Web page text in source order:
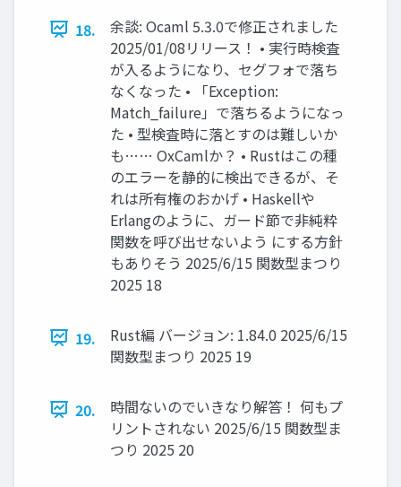
18.
余談: Ocaml 5.3.0で修正されました
2025/01/08リリース！ • 実行時検査
が入るようになり、セグフォで落ち
なくなった • 「Exception:
Match_failure」で落ちるようになっ
た • 型検査時に落とすのは難しいか
も…… OxCamlか？ • Rustはこの種
のエラーを静的に検出できるが、そ
れは所有権のおかげ • Haskellや
Erlangのように、ガード節で非純粋
関数を呼び出せないよう にする方針
もありそう 2025/6/15 関数型まつり
2025 18
19.
Rust編 バージョン: 1.84.0 2025/6/15
関数型まつり 2025 19
20.
時間ないのでいきなり解答！ 何もプ
リントされない 2025/6/15 関数型ま
つり 2025 20